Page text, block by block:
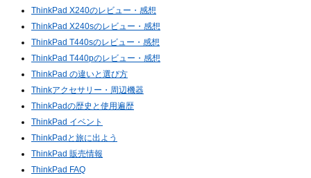
ThinkPad X240のレビュー・感想
ThinkPad X240sのレビュー・感想
ThinkPad T440sのレビュー・感想
ThinkPad T440pのレビュー・感想
ThinkPad の違いと選び方
Thinkアクセサリー・周辺機器
ThinkPadの歴史と使用遍歴
ThinkPad イベント
ThinkPadと旅に出よう
ThinkPad 販売情報
ThinkPad FAQ